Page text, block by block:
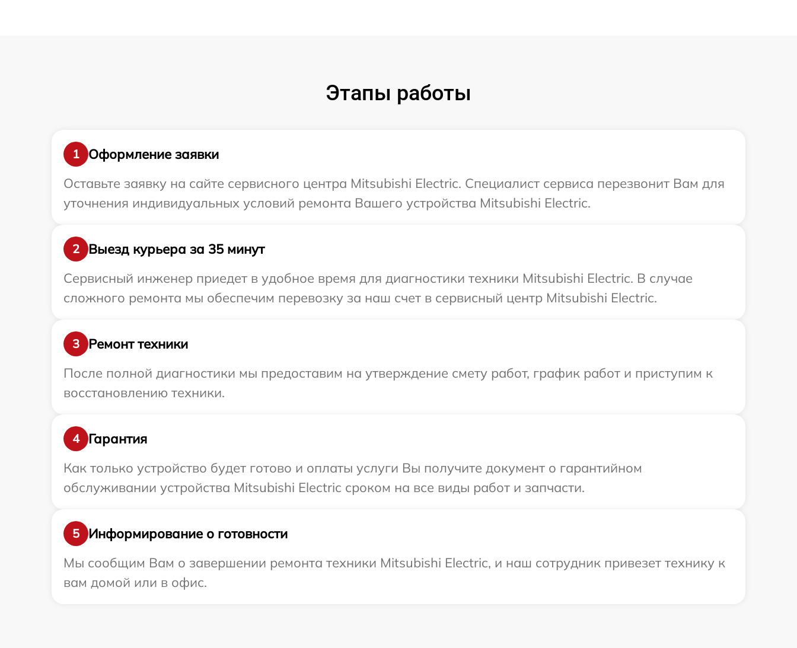
Этапы работы
1
Оформление заявки
Оставьте заявку на сайте сервисного центра Mitsubishi Electric. Специалист сервиса перезвонит Вам для
уточнения индивидуальных условий ремонта Вашего устройства Mitsubishi Electric.
2
Выезд курьера за 35 минут
Сервисный инженер приедет в удобное время для диагностики техники Mitsubishi Electric. В случае
сложного ремонта мы обеспечим перевозку за наш счет в сервисный центр Mitsubishi Electric.
3
Ремонт техники
После полной диагностики мы предоставим на утверждение смету работ, график работ и приступим к
восстановлению техники.
4
Гарантия
Как только устройство будет готово и оплаты услуги Вы получите документ о гарантийном
обслуживании устройства Mitsubishi Electric сроком на все виды работ и запчасти.
5
Информирование о готовности
Мы сообщим Вам о завершении ремонта техники Mitsubishi Electric, и наш сотрудник привезет технику к
вам домой или в офис.